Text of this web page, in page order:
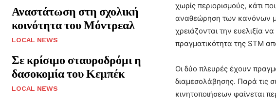
Αναστάτωση στη σχολική
κοινότητα του Μόντρεαλ
LOCAL NEWS
Σε κρίσιμο σταυροδρόμι η
δασοκομία του Κεμπέκ
LOCAL NEWS
χωρίς περιορισμούς, κάτι
αναθεώρηση των κανόνων
χρειάζονται την ευελιξία
πραγματικότητα της STM
Οι δύο πλευρές έχουν
διαμεσολάβησης. Παρά τις
κινητοποιήσεων φαίνεται